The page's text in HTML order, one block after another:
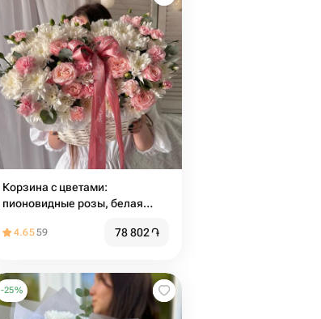
Корзина с цветами:
пионовидные розы, белая
эвкалипта🌸Размер М
4.6559 78 802֏
-25%